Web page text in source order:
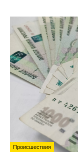
Происшествия